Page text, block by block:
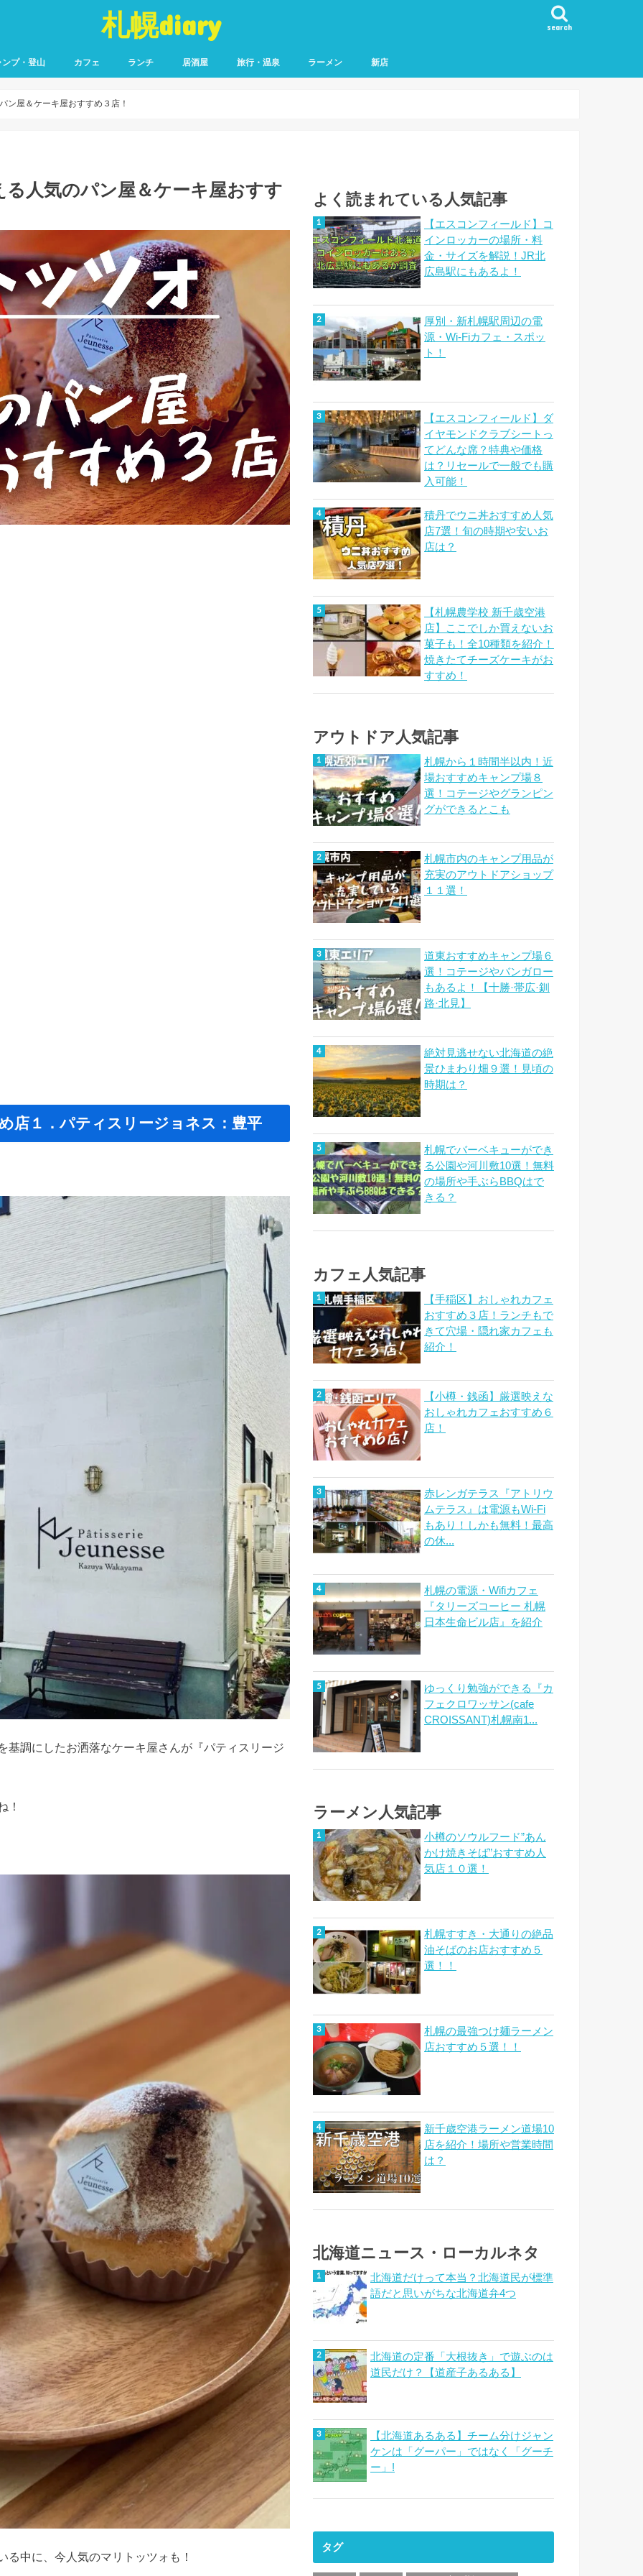
札幌diary search
プ・登山 カフェ ランチ 居酒屋 旅行・温泉 ラーメン 新店
ン屋＆ケーキ屋おすすめ３店！
人気のパン屋＆ケーキ屋おすす
店１．パティスリージョネス：豊平
基調にしたお洒落なケーキ屋さんが『パティスリージ
！
中に、今人気のマリトッツォも！
よく読まれている人気記事
【エスコンフィールド】コ
インロッカーの場所・料
金・サイズを解説！JR北
広島駅にもあるよ！
厚別・新札幌駅周辺の電
源・Wi-Fiカフェ・スポッ
ト！
【エスコンフィールド】ダ
イヤモンドクラブシートっ
てどんな席？特典や価格
は？リセールで一般でも購
入可能！
積丹でウニ丼おすすめ人気
店7選！旬の時期や安いお
店は？
【札幌農学校 新千歳空港
店】ここでしか買えないお
菓子も！全10種類を紹介！
焼きたてチーズケーキがお
すすめ！
アウトドア人気記事
札幌から１時間半以内！近
場おすすめキャンプ場８
選！コテージやグランピン
グができるとこも
札幌市内のキャンプ用品が
充実のアウトドアショップ
１１選！
道東おすすめキャンプ場６
選！コテージやバンガロー
もあるよ！【十勝·帯広·釧
路·北見】
絶対見逃せない北海道の絶
景ひまわり畑９選！見頃の
時期は？
札幌でバーベキューができ
る公園や河川敷10選！無料
の場所や手ぶらBBQはで
きる？
カフェ人気記事
【手稲区】おしゃれカフェ
おすすめ３店！ランチもで
きて穴場・隠れ家カフェも
紹介！
【小樽・銭函】厳選映えな
おしゃれカフェおすすめ６
店！
赤レンガテラス『アトリウ
ムテラス』は電源もWi-Fi
もあり！しかも無料！最高
の休...
札幌の電源・Wifiカフェ
『タリーズコーヒー 札幌
日本生命ビル店』を紹介
ゆっくり勉強ができる『カ
フェクロワッサン(cafe
CROISSANT)札幌南1...
ラーメン人気記事
小樽のソウルフード”あん
かけ焼きそば”おすすめ人
気店１０選！
札幌すすき・大通りの絶品
油そばのお店おすすめ５
選！！
札幌の最強つけ麺ラーメン
店おすすめ５選！！
新千歳空港ラーメン道場10
店を紹介！場所や営業時間
は？
北海道ニュース・ローカルネタ
北海道だけって本当？北海道民が標準
語だと思いがちな北海道弁4つ
北海道の定番「大根抜き」で遊ぶのは
道民だけ？【道産子あるある】
【北海道あるある】チーム分けジャン
ケンは「グーパー」ではなく「グーチ
ー」!
タグ